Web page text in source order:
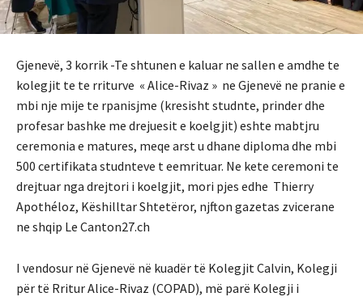
Gjenevë, 3 korrik -Te shtunen e kaluar ne sallen e amdhe te
kolegjit te te rriturve « Alice-Rivaz » ne Gjenevë ne pranie e
mbi nje mije te rpanisjme (kresisht studnte, prinder dhe
profesar bashke me drejuesit e koelgjit) eshte mabtjru
ceremonia e matures, meqe arst u dhane diploma dhe mbi
500 certifikata studnteve t eemrituar. Ne kete ceremoni te
drejtuar nga drejtori i koelgjit, mori pjes edhe Thierry
Apothéloz, Këshilltar Shtetëror, njfton gazetas zvicerane
ne shqip Le Canton27.ch
I vendosur në Gjenevë në kuadër të Kolegjit Calvin, Kolegji
për të Rritur Alice-Rivaz (COPAD), më parë Kolegji i